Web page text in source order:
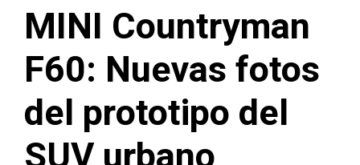
MINI Countryman
F60: Nuevas fotos
del prototipo del